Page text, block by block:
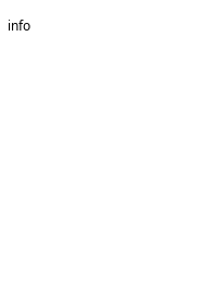
info